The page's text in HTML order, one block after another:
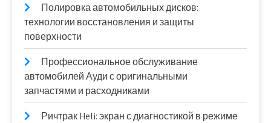
Полировка автомобильных дисков:
технологии восстановления и защиты
поверхности
Профессиональное обслуживание
автомобилей Ауди с оригинальными
запчастями и расходниками
Ричтрак Heli: экран с диагностикой в режиме